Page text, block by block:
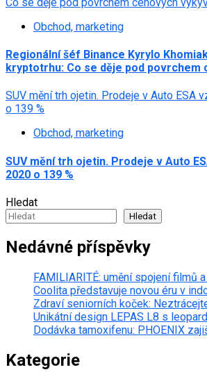
Obchod, marketing
Regionální šéf Binance Kyrylo
kryptotrhu: Co se děje pod povrchem
SUV mění trh ojetin. Prodeje v Auto ESA
o 139 %
Obchod, marketing
SUV mění trh ojetin. Prodeje v Auto
2020 o 139 %
Hledat
Hledat
Nedávné příspěvky
FAMILIARITÉ: umění spojení filmů
Coolita představuje novou éru v
Zdraví seniorních koček:
Unikátní design LEPAS L8 s
Dodávka tamoxifenu: PHOENIX
Kategorie